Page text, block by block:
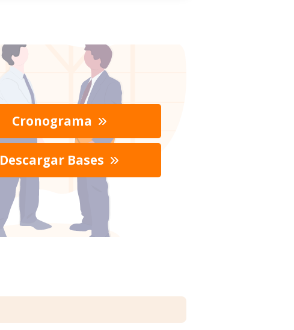
Cronograma
Descargar Bases